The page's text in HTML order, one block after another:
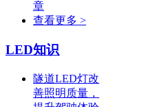
章
查看更多 >
LED知识
隧道LED灯改
善照明质量，